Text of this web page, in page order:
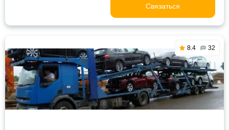
Связаться
8.4 32